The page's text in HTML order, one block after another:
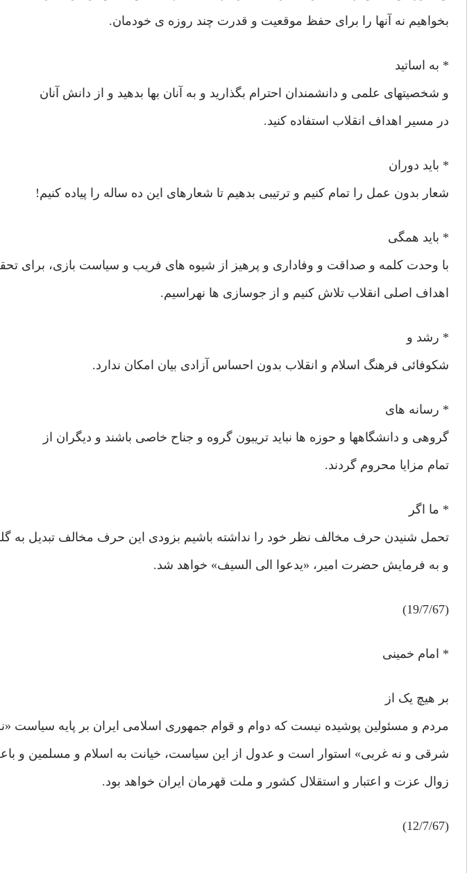
بخواهیم نه آنها را برای حفظ موقعیت و قدرت چند روزه ی خودمان.
* به اساتید
و شخصیتهای علمی و دانشمندان احترام بگذارید و به آنان بها بدهید و از دانش آنان
در مسیر اهداف انقلاب استفاده کنید.
* باید دوران
شعار بدون عمل را تمام کنیم و ترتیبی بدهیم تا شعارهای این ده ساله را پیاده کنیم!
* باید همگی
با وحدت کلمه و صداقت و وفاداری و پرهیز از شیوه های فریب و سیاست بازی، برای
اهداف اصلی انقلاب تلاش کنیم و از جوسازی ها نهراسیم.
* رشد و
شکوفائی فرهنگ اسلام و انقلاب بدون احساس آزادی بیان امکان ندارد.
* رسانه های
گروهی و دانشگاهها و حوزه ها نباید تریبون گروه و جناح خاصی باشند و دیگران از
تمام مزایا محروم گردند.
* ما اگر
تحمل شنیدن حرف مخالف نظر خود را نداشته باشیم بزودی این حرف مخالف تبدیل به
و به فرمایش حضرت امیر، «یدعوا الی السیف» خواهد شد.
(19/7/67)
* امام خمینی
بر هیچ یک از
مردم و مسئولین پوشیده نیست که دوام و قوام جمهوری اسلامی ایران بر پایه سیاست
شرقی و نه غربی» استوار است و عدول از این سیاست، خیانت به اسلام و مسلمین و
زوال عزت و اعتبار و استقلال کشور و ملت قهرمان ایران خواهد بود.
(12/7/67)